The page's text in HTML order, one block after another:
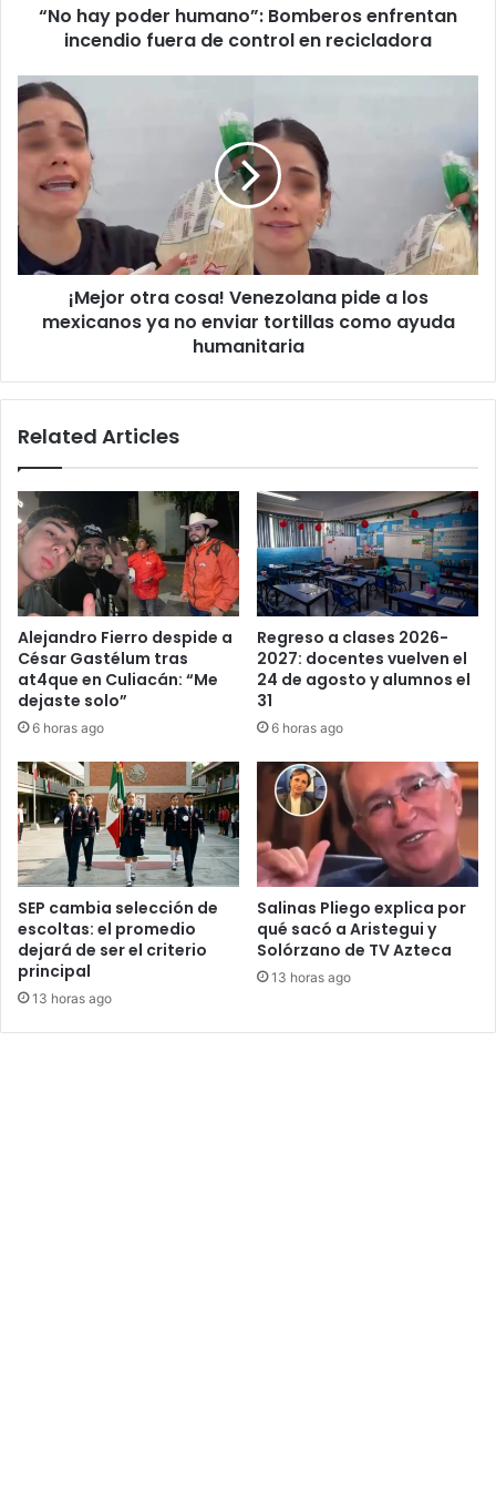
control
“No hay poder humano”: Bomberos enfrentan
incendio fuera de control en recicladora
¡Mejor
otra
cosa!
Venezolana
pide
a
los
mexicanos
ya
enviar
ayuda
¡Mejor otra cosa! Venezolana pide a los
mexicanos ya no enviar tortillas como ayuda
humanitaria
Related Articles
Alejandro Fierro despide a
César Gastélum tras
at4que en Culiacán: “Me
dejaste solo”
6 horas ago
Regreso a clases 2026-
2027: docentes vuelven el
24 de agosto y alumnos el
31
6 horas ago
SEP cambia selección de
escoltas: el promedio
dejará de ser el criterio
principal
13 horas ago
Salinas Pliego explica por
qué sacó a Aristegui y
Solórzano de TV Azteca
13 horas ago